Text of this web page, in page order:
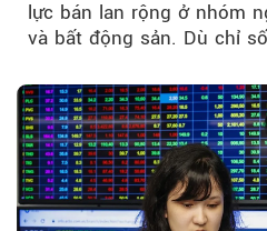
lực bán lan rộng ở nhóm
và bất động sản. Dù chỉ